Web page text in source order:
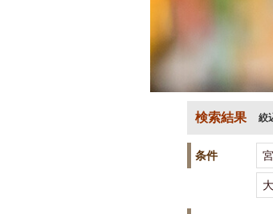
検索結果 絞
条件